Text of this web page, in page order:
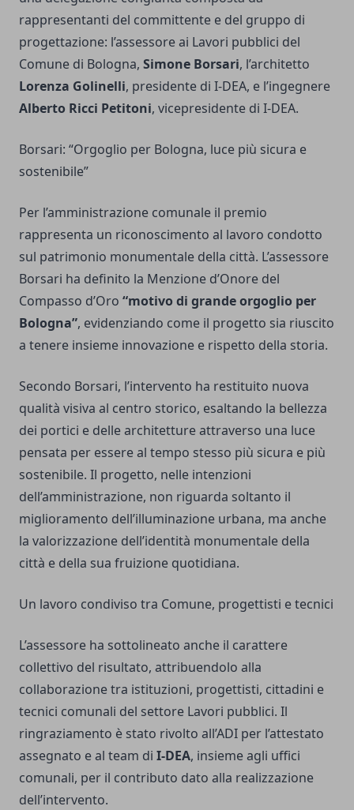
rappresentanti del committente e del gruppo di
progettazione: l’assessore ai Lavori pubblici del
Comune di Bologna, Simone Borsari, l’architetto
Lorenza Golinelli, presidente di I-DEA, e l’ingegnere
Alberto Ricci Petitoni, vicepresidente di I-DEA.
Borsari: “Orgoglio per Bologna, luce più sicura e
sostenibile”
Per l’amministrazione comunale il premio
rappresenta un riconoscimento al lavoro condotto
sul patrimonio monumentale della città. L’assessore
Borsari ha definito la Menzione d’Onore del
Compasso d’Oro “motivo di grande orgoglio per
Bologna”, evidenziando come il progetto sia riuscito
a tenere insieme innovazione e rispetto della storia.
Secondo Borsari, l’intervento ha restituito nuova
qualità visiva al centro storico, esaltando la bellezza
dei portici e delle architetture attraverso una luce
pensata per essere al tempo stesso più sicura e più
sostenibile. Il progetto, nelle intenzioni
dell’amministrazione, non riguarda soltanto il
miglioramento dell’illuminazione urbana, ma anche
la valorizzazione dell’identità monumentale della
città e della sua fruizione quotidiana.
Un lavoro condiviso tra Comune, progettisti e tecnici
L’assessore ha sottolineato anche il carattere
collettivo del risultato, attribuendolo alla
collaborazione tra istituzioni, progettisti, cittadini e
tecnici comunali del settore Lavori pubblici. Il
ringraziamento è stato rivolto all’ADI per l’attestato
assegnato e al team di I-DEA, insieme agli uffici
comunali, per il contributo dato alla realizzazione
dell’intervento.